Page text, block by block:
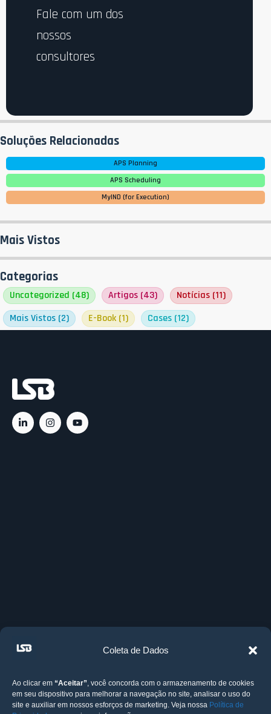
Coleta de Dados
Ao clicar em “Aceitar” , você concorda com o armazenamento de cookies
em seu dispositivo para melhorar a navegação no site, analisar o uso do
site e auxiliar em nossos esforços de marketing. Veja nossa Política de
Fale com um dos
nossos
consultores
Soluções Relacionadas
APS Planning
APS Scheduling
MyIND (for Execution)
Mais Vistos
Categorias
Uncategorized (48) Artigos (43) Notícias (11)
Mais Vistos (2) E-Book (1) Cases (12)